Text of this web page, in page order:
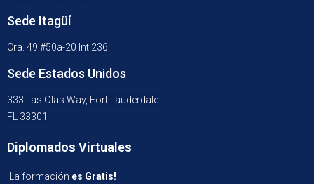
Sede Itagüí
Cra. 49 #50a-20 Int 236
Sede Estados Unidos
333 Las Olas Way, Fort Lauderdale
FL 33301
Diplomados Virtuales
¡La formación es Gratis!